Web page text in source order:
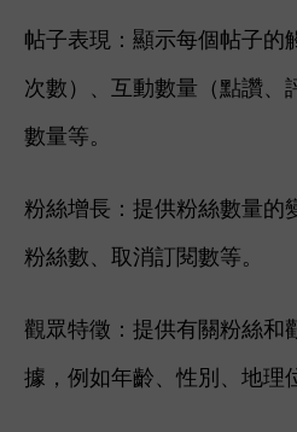
帖子表現：顯示每個帖子的
次數）、互動數量（點讚、
數量等。
粉絲增長：提供粉絲數量的
粉絲數、取消訂閱數等。
觀眾特徵：提供有關粉絲和
據，例如年齡、性別、地理